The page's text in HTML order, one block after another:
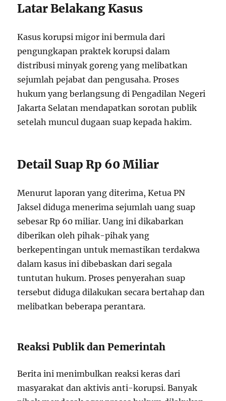
Latar Belakang Kasus
Kasus korupsi migor ini bermula dari
pengungkapan praktek korupsi dalam
distribusi minyak goreng yang melibatkan
sejumlah pejabat dan pengusaha. Proses
hukum yang berlangsung di Pengadilan Negeri
Jakarta Selatan mendapatkan sorotan publik
setelah muncul dugaan suap kepada hakim.
Detail Suap Rp 60 Miliar
Menurut laporan yang diterima, Ketua PN
Jaksel diduga menerima sejumlah uang suap
sebesar Rp 60 miliar. Uang ini dikabarkan
diberikan oleh pihak-pihak yang
berkepentingan untuk memastikan terdakwa
dalam kasus ini dibebaskan dari segala
tuntutan hukum. Proses penyerahan suap
tersebut diduga dilakukan secara bertahap dan
melibatkan beberapa perantara.
Reaksi Publik dan Pemerintah
Berita ini menimbulkan reaksi keras dari
masyarakat dan aktivis anti-korupsi. Banyak